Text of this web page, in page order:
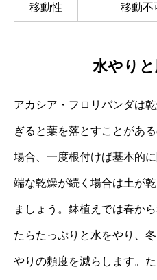
移動性 移動不
水やり
アカシア・フロリバンダは
ぎると葉を落とすことがあ
場合、一度根付けば基本的
端な乾燥が続く場合は土が
ましょう。鉢植えでは春か
たらたっぷりと水をやり、
やりの頻度を減らします。